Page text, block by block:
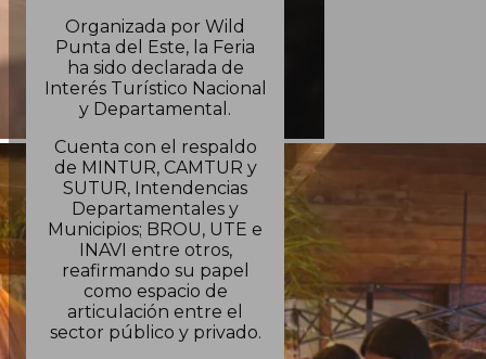
Organizada por Wild
Punta del Este, la Feria
ha sido declarada de
Interés Turístico Nacional
y Departamental.
Cuenta con el respaldo
de MINTUR, CAMTUR y
SUTUR, Intendencias
Departamentales y
Municipios; BROU, UTE e
INAVI entre otros,
reafirmando su papel
como espacio de
articulación entre el
sector público y privado.